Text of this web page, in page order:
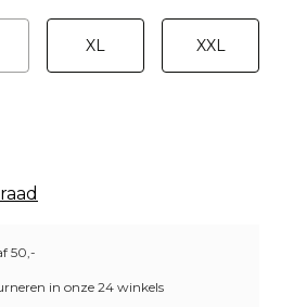
XL XXL
50,-
in onze 24 winkels